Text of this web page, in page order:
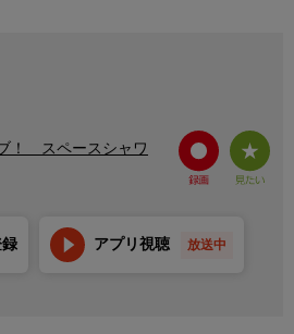
！ スペースシャワ
アプリ視聴 放送中